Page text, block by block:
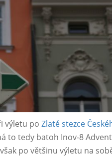
výletu po Zlaté stezce
to tedy batoh Inov-8
po většinu výletu na